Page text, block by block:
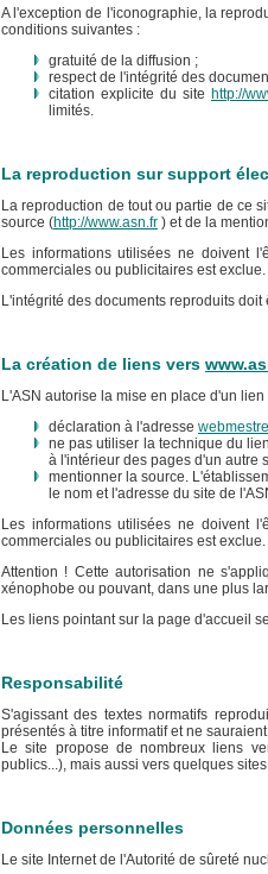
A l'exception de l'iconographie, la
conditions suivantes :
gratuité de la diffusion ;
respect de l'intégrité des
citation explicite du site http://
limités.
La reproduction sur support
La reproduction de tout ou partie de ce
source (http://www.asn.fr ) et de la
Les informations utilisées ne doivent
commerciales ou publicitaires est exclue.
L'intégrité des documents reproduits
La création de liens vers
L'ASN autorise la mise en place d'un
déclaration à l'adresse
ne pas utiliser la technique du
à l'intérieur des pages d'un autre
mentionner la source.
le nom et l'adresse du site de
Les informations utilisées ne doivent
commerciales ou publicitaires est exclue.
Attention ! Cette autorisation ne
xénophobe ou pouvant, dans une plus
Les liens pointant sur la page d'accueil
Responsabilité
S'agissant des textes normatifs
présentés à titre informatif et ne
Le site propose de nombreux liens
publics...), mais aussi vers quelques
Données personnelles
Le site Internet de l'Autorité de sûreté